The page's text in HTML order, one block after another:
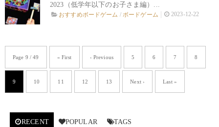
2023（低学年以下のお子さま編）...
おすすめボードゲーム / ボードゲーム 2023-12-22
Page 9 / 49 « First ‹ Previous 5 6 7 8
9 10 11 12 13 Next › Last »
RECENT POPULAR TAGS